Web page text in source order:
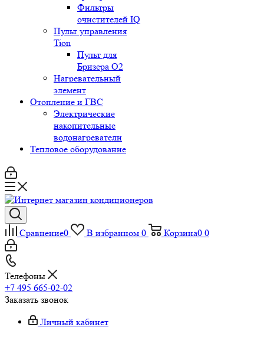
Фильтры
очистителей IQ
Пульт управления
Tion
Пульт для
Бризера O2
Нагревательный
элемент
Отопление и ГВС
Электрические
накопительные
водонагреватели
Тепловое оборудование
Сравнение0 В избранном 0 Корзина0 0
Телефоны
+7 495 665-02-02
Заказать звонок
Личный кабинет